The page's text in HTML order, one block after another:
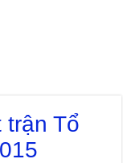
trận Tổ